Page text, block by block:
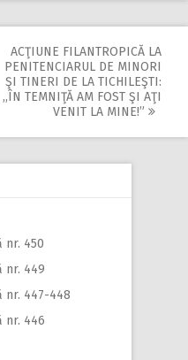
ACŢIUNE FILANTROPICĂ LA
PENITENCIARUL DE MINORI
ŞI TINERI DE LA TICHILEŞTI:
,,ÎN TEMNIŢĂ AM FOST ŞI AŢI
VENIT LA MINE!”
nr. 450
nr. 449
nr. 447-448
nr. 446